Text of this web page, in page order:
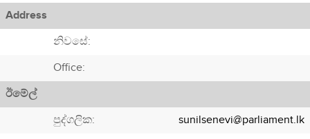
Address
නිවසේ:
Office:
ඊමේල්
පුද්ගලික:
sunilsenevi@parliament.lk